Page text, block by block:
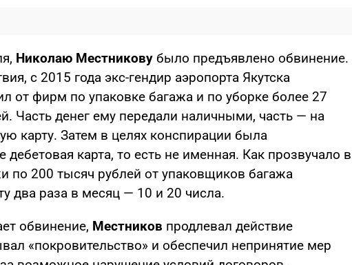
Николаю Местникову было предъявлено обвинение.
с 2015 года экс-гендир аэропорта Якутска
от фирм по упаковке багажа и по уборке более 27
Часть денег ему передали наличными, часть — на
карту. Затем в целях конспирации была
дебетовая карта, то есть не именная. Как прозвучало в
по 200 тысяч рублей от упаковщиков багажа
два раза в месяц — 10 и 20 числа.
обвинение, Местников продлевал действие
«покровительство» и обеспечил непринятие мер